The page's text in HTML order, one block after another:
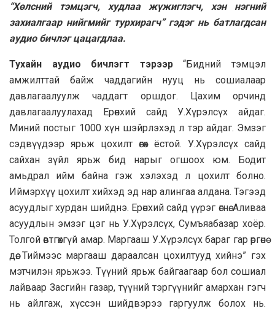
“Хөлсний тэмцэгч, худлаа жүжиглэгч, хэн нэгний
захиалгаар нийгмийг турхирагч” гэдэг нь батлагдсан
аудио бичлэг цацагдлаа.
Тухайн аудио бичлэгт тэрээр“Бидний тэмцэл
амжилттай байж чаддагийн нууц нь сошиалаар
давлагаалуулж чаддагт оршдог. Цахим орчинд
давлагаалуулахад Ерөнхий сайд У.Хүрэлсүх айдаг.
Миний постыг 1000 хүн шэйрлэхэд л тэр айдаг. Эмзэг
сэдвүүдээр ярьж цохилт өгөх ёстой. У.Хүрэлсүх сайд
сайхан зүйл ярьж бид нарыг огшоох юм. Бодит
амьдрал ийм байна гэж хэлэхэд л цохилт болно.
Иймэрхүү цохилт хийхэд эд нар алингаа алдана. Тэгээд
асуудлыг хурдан шийднэ. Ерөнхий сайд үүрэг өгнө. Аливаа
асуудлын эмзэг цэг нь У.Хүрэлсүх, Сумъяабазар хоёр.
Толгой өвтгөхгүй амар. Маргааш У.Хүрэлсүх бараг гар өргөнө
дөө. Тиймээс маргааш дараалсан цохилтууд хийнэ” гэх
мэтчилэн ярьжээ. Түүний ярьж байгаагаар бол сошиал
лайваар Засгийн газар, түүний тэргүүнийг амархан гэгч
нь айлгаж, хүссэн шийдвэрээ гаргуулж болох нь.